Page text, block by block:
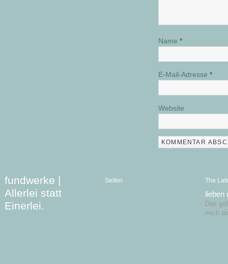
Name *
E-Mail-Adresse *
Website
fundwerke |
Allerlei statt
Einerlei.
Seiten The
lieben
Das
mich